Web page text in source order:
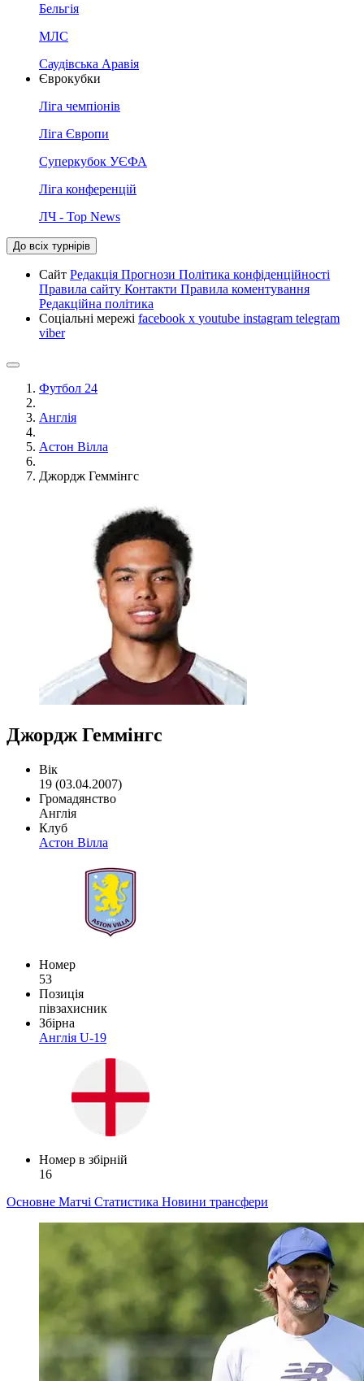
Бельгія
МЛС
Саудівська Аравія
Єврокубки
Ліга чемпіонів
Ліга Європи
Суперкубок УЄФА
Ліга конференцій
ЛЧ - Top News
До всіх турнірів
Сайт Редакція Прогнози Політика конфіденційності
Правила сайту Контакти Правила коментування
Редакційна політика
Соціальні мережі facebook x youtube instagram telegram
viber
Футбол 24
Англія
Астон Вілла
Джордж Геммінгс
Джордж Геммінгс
Вік
19 (03.04.2007)
Громадянство
Англія
Клуб
Астон Вілла
Номер
53
Позиція
півзахисник
Збірна
Англія U-19
Номер в збірній
16
Основне Матчі Статистика Новини трансфери